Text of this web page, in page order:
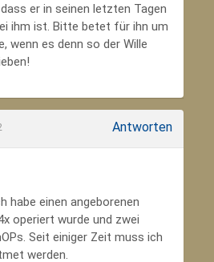
er in seinen letzten Tagen
ihm ist. Bitte betet für ihn um
wenn es denn so der Wille
Antworten
habe einen angeborenen
operiert wurde und zwei
Seit einiger Zeit muss ich
werden.